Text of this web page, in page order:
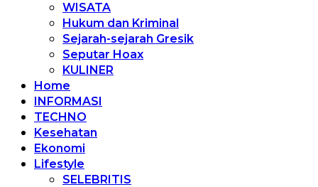
WISATA
Hukum dan Kriminal
Sejarah-sejarah Gresik
Seputar Hoax
KULINER
Home
INFORMASI
TECHNO
Kesehatan
Ekonomi
Lifestyle
SELEBRITIS